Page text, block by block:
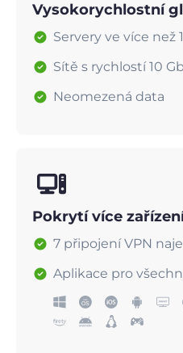
Vysokorychlostní
Servery ve více než
Sítě s rychlostí 10
Neomezená data
Pokrytí více
7 připojení VPN
Aplikace pro